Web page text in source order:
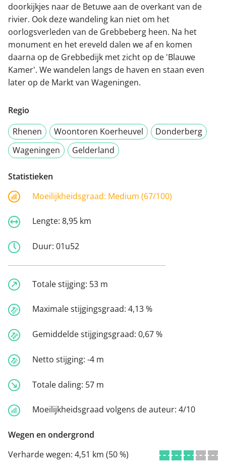
doorkijkjes naar de Betuwe aan de overkant van de
rivier. Ook deze wandeling kan niet om het
oorlogsverleden van de Grebbeberg heen. Na het
monument en het ereveld dalen we af en komen
daarna op de Grebbedijk met zicht op de 'Blauwe
Kamer'. We wandelen langs de haven en staan even
later op de Markt van Wageningen.
Regio
Rhenen
Woontoren Koerheuvel
Donderberg
Wageningen
Gelderland
Statistieken
Moeilijkheidsgraad: Medium (67/100)
Lengte: 8,95 km
Duur: 01u52
Totale stijging: 53 m
Maximale stijgingsgraad: 4,13 %
Gemiddelde stijgingsgraad: 0,67 %
Netto stijging: -4 m
Totale daling: 57 m
Moeilijkheidsgraad volgens de auteur: 4/10
Wegen en ondergrond
Verharde wegen: 4,51 km (50 %)